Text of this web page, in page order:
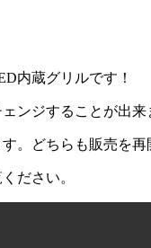
内蔵グリルです！
ンジすることが出来
。どちらも販売を再
ださい。